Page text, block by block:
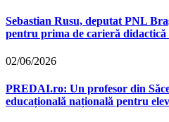
Sebastian Rusu, deputat PNL
pentru prima de carieră
02/06/2026
PREDAI.ro: Un profesor din
educațională națională pentru